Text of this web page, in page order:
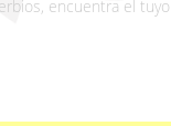
encuentra el tuyo